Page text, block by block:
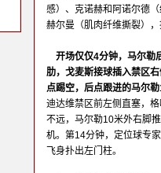
感）、克诺赫和阿诺尔德
赫尔曼（肌肉纤维撕裂）
开场仅仅4分钟，马尔勒
肋，戈麦斯接球插入禁区
点踢空，后点跟进的马尔
迪达维禁区前左侧直塞，
不远，马尔勒10米外右脚
机。第14分钟，定位球专
飞身扑出左门柱。